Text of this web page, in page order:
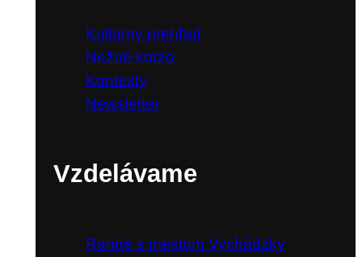
Kultúrny prehľad
Nežné korzo
Kontexty
Newsletter
Vzdelávame
Rande s mestom Vychádzky